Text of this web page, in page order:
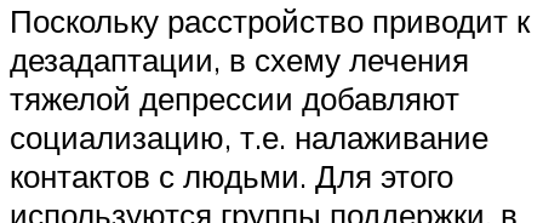
Поскольку расстройство приводит к
дезадаптации, в схему лечения
тяжелой депрессии добавляют
социализацию, т.е. налаживание
контактов с людьми. Для этого
используются группы поддержки, в